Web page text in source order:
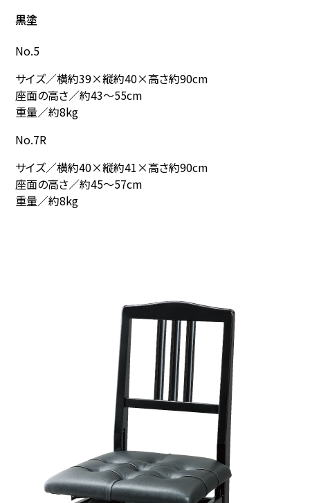
黒塗
No.5
サイズ／横約39×縦約40×高さ約90cm
座面の高さ／約43～55cm
重量／約8kg
No.7R
サイズ／横約40×縦約41×高さ約90cm
座面の高さ／約45～57cm
重量／約8kg